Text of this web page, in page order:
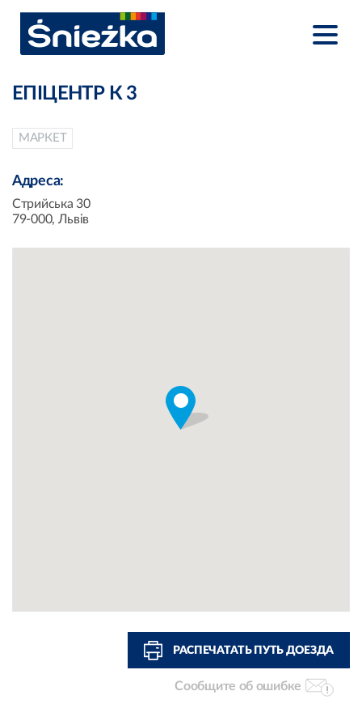
ЕПІЦЕНТР К 3
МАРКЕТ
Адреса:
Стрийська 30
79-000, Львів
РАСПЕЧАТАТЬ ПУТЬ ДОЕЗДА
Сообщите об ошибке